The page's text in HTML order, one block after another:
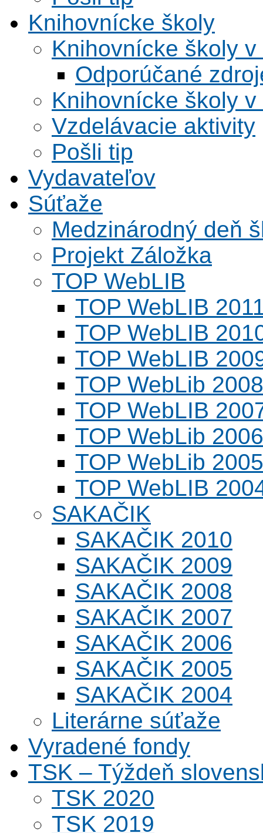
Knihovnícke školy
Knihovnícke školy v
Odporúčané
Knihovnícke školy v
Vzdelávacie aktivity
Pošli tip
Vydavateľov
Súťaže
Medzinárodný deň
Projekt Záložka
TOP WebLIB
TOP WebLIB
TOP WebLIB
TOP WebLIB
TOP WebLib 2008
TOP WebLIB
TOP WebLib 2006
TOP WebLib 2005
TOP WebLIB
SAKAČIK
SAKAČIK 2010
SAKAČIK 2009
SAKAČIK 2008
SAKAČIK 2007
SAKAČIK 2006
SAKAČIK 2005
SAKAČIK 2004
Literárne súťaže
Vyradené fondy
TSK – Týždeň
TSK 2020
TSK 2019